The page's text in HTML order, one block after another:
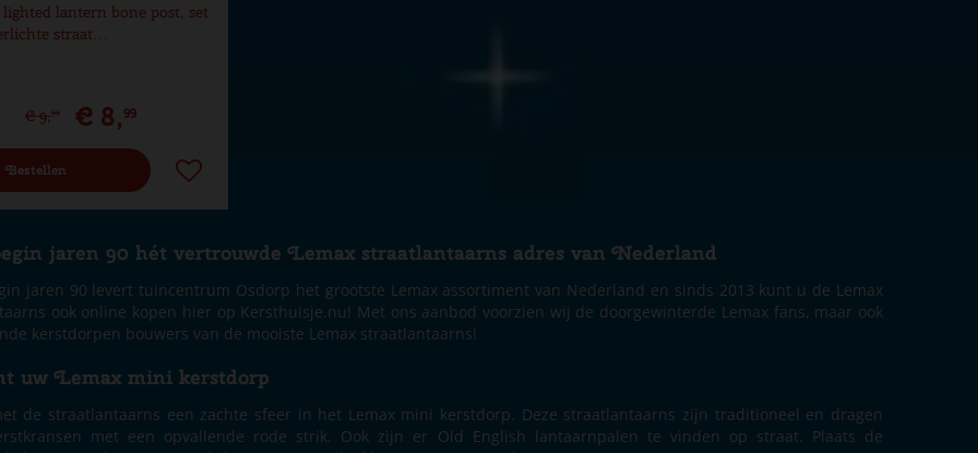
lantern bone post, set
straat…
€ 9,99 € 8,99
Bestellen
jaren 90 hét vertrouwde Lemax straatlantaarns adres van Nederland
jaren 90 levert tuincentrum Osdorp het grootste Lemax assortiment van Nederland en sinds 2013 kunt u de Lemax
ook online kopen hier op Kersthuisje.nu! Met ons aanbod voorzien wij de doorgewinterde Lemax fans, maar ook
kerstdorpen bouwers van de mooiste Lemax straatlantaarns!
uw Lemax mini kerstdorp
de straatlantaarns een zachte sfeer in het Lemax mini kerstdorp. Deze straatlantaarns zijn traditioneel en dragen
met een opvallende rode strik. Ook zijn er Old English lantaarnpalen te vinden op straat. Plaats de